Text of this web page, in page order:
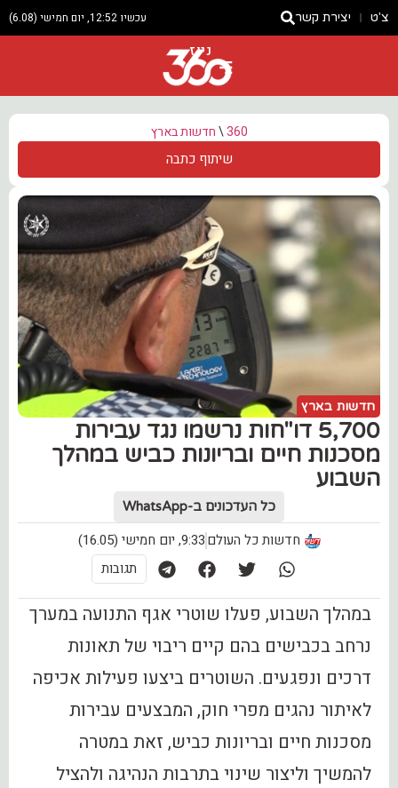
צ'ט יצירת קשר עכשיו 12:52, יום חמישי (6.08)
ניוז
360
\חדשות בארץ
שיתוף כתבה
חדשות בארץ
5,700 דו"חות נרשמו נגד עבירות
מסכנות חיים ובריונות כביש במהלך
השבוע
כל העדכונים ב-WhatsApp
חדשות כל העולם9:33, יום חמישי (16.05)
תגובות
במהלך השבוע, פעלו שוטרי אגף התנועה במערך
נרחב בכבישים בהם קיים ריבוי של תאונות
דרכים ונפגעים. השוטרים ביצעו פעילות אכיפה
לאיתור נהגים מפרי חוק, המבצעים עבירות
מסכנות חיים ובריונות כביש, זאת במטרה
להמשיך וליצור שינוי בתרבות הנהיגה ולהציל